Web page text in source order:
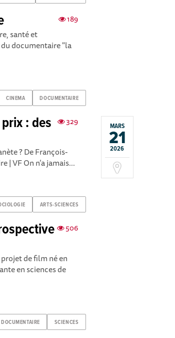
189
santé et
documentaire "la
CINEMA DOCUMENTAIRE
MARS
21
2026
329
: des
? De François-
| VF On n’a jamais...
ARTS-SCIENCES
506
de film né en
en sciences de
DOCUMENTAIRE SCIENCES